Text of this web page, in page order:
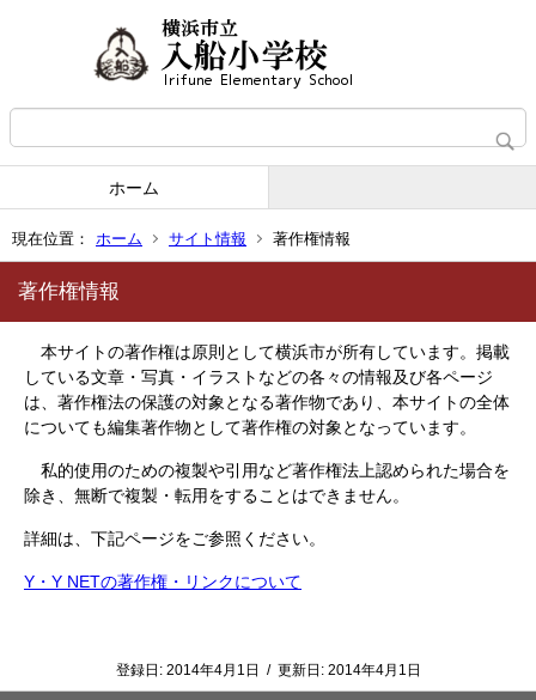
ホーム
現在位置： ホーム サイト情報 著作権情報
著作権情報
本サイトの著作権は原則として横浜市が所有しています。掲載
している文章・写真・イラストなどの各々の情報及び各ページ
は、著作権法の保護の対象となる著作物であり、本サイトの全体
についても編集著作物として著作権の対象となっています。
私的使用のための複製や引用など著作権法上認められた場合を
除き、無断で複製・転用をすることはできません。
詳細は、下記ページをご参照ください。
Y・Y NETの著作権・リンクについて
登録日: 2014年4月1日 / 更新日: 2014年4月1日